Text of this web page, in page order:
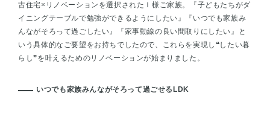
古住宅×リノベーションを選択されたＩ様ご家族。『子どもたちがダ
イニングテーブルで勉強ができるようにしたい』『いつでも家族み
んながそろって過ごしたい』『家事動線の良い間取りにしたい』と
いう具体的なご要望をお持ちでしたので、これらを実現し❝したい暮
らし❞を叶えるためのリノベーションが始まりました。
いつでも家族みんながそろって過ごせるLDK